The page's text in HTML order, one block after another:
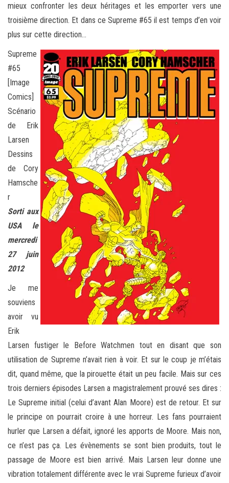
mieux confronter les deux héritages et les emporter vers une
troisième direction. Et dans ce Supreme #65 il est temps d’en voir
plus sur cette direction…
Supreme
#65
[Image
Comics]
Scénario
de Erik
Larsen
Dessins
de Cory
Hamsche
r
Sorti aux
USA le
mercredi
27 juin
2012
Je me
souviens
avoir vu
Erik
Larsen fustiger le Before Watchmen tout en disant que son
utilisation de Supreme n’avait rien à voir. Et sur le coup je m’étais
dit, quand même, que la pirouette était un peu facile. Mais sur ces
trois derniers épisodes Larsen a magistralement prouvé ses dires :
Le Supreme initial (celui d’avant Alan Moore) est de retour. Et sur
le principe on pourrait croire à une horreur. Les fans pourraient
hurler que Larsen a défait, ignoré les apports de Moore. Mais non,
ce n’est pas ça. Les évènements se sont bien produits, tout le
passage de Moore est bien arrivé. Mais Larsen leur donne une
vibration totalement différente avec le vrai Supreme furieux d’avoir